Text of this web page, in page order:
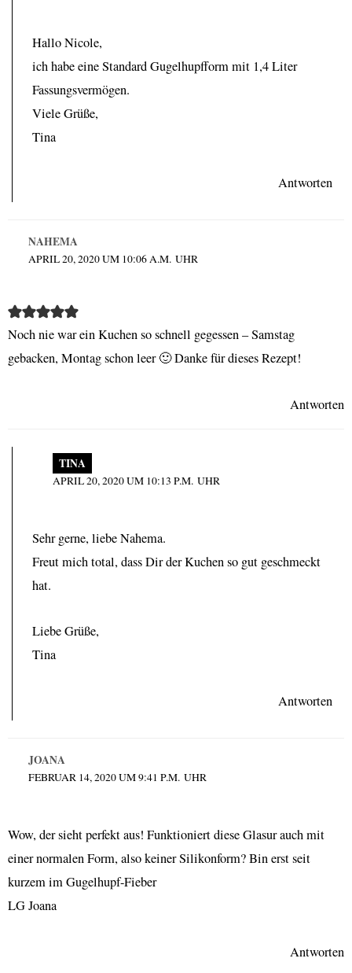
Hallo Nicole,
ich habe eine Standard Gugelhupfform mit 1,4 Liter
Fassungsvermögen.
Viele Grüße,
Tina
Antworten
NAHEMA
APRIL 20, 2020 UM 10:06 A.M. UHR
Noch nie war ein Kuchen so schnell gegessen – Samstag
gebacken, Montag schon leer 🙂 Danke für dieses Rezept!
Antworten
TINA
APRIL 20, 2020 UM 10:13 P.M. UHR
Sehr gerne, liebe Nahema.
Freut mich total, dass Dir der Kuchen so gut geschmeckt
hat.
Liebe Grüße,
Tina
Antworten
JOANA
FEBRUAR 14, 2020 UM 9:41 P.M. UHR
Wow, der sieht perfekt aus! Funktioniert diese Glasur auch mit
einer normalen Form, also keiner Silikonform? Bin erst seit
kurzem im Gugelhupf-Fieber
LG Joana
Antworten